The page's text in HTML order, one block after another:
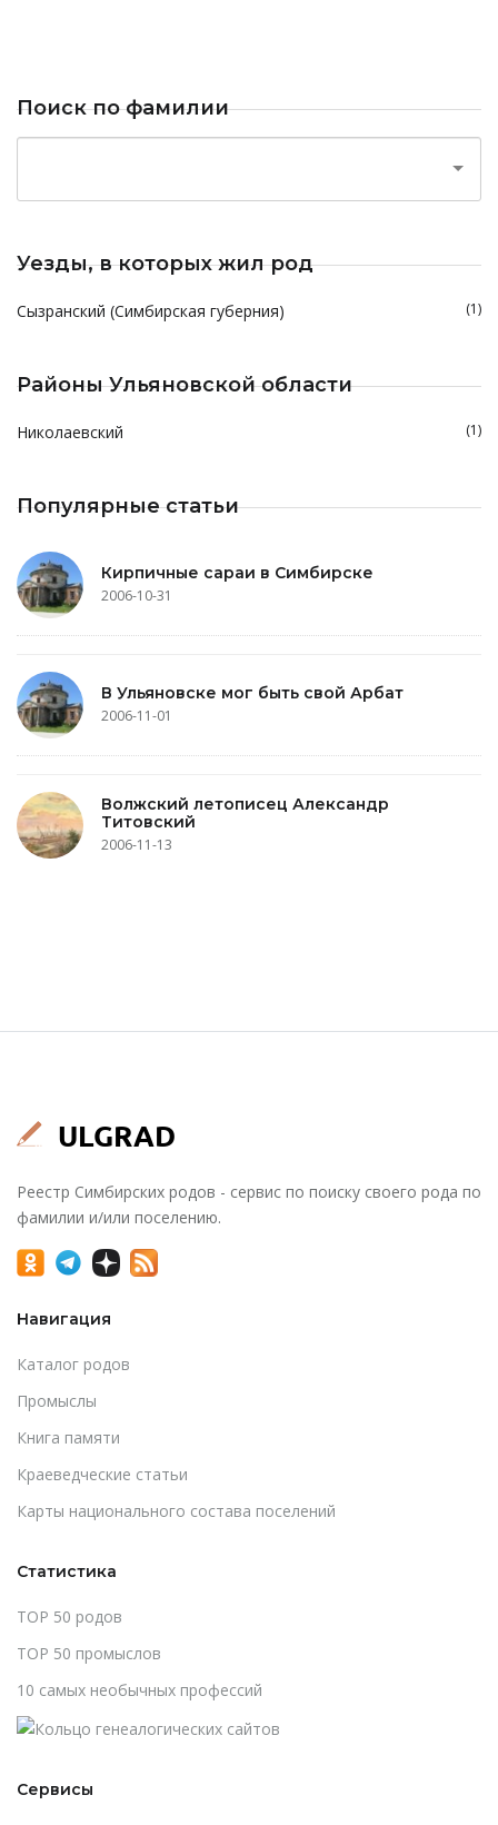
Поиск по фамилии
Уезды, в которых жил род
Сызранский (Симбирская губерния) (1)
Районы Ульяновской области
Николаевский (1)
Популярные статьи
Кирпичные сараи в Симбирске
2006-10-31
В Ульяновске мог быть свой Арбат
2006-11-01
Волжский летописец Александр
Титовский
2006-11-13
Реестр Симбирских родов - сервис по поиску своего рода по
фамилии и/или поселению.
Навигация
Каталог родов
Промыслы
Книга памяти
Краеведческие статьи
Карты национального состава поселений
Статистика
TOP 50 родов
TOP 50 промыслов
10 самых необычных профессий
Сервисы